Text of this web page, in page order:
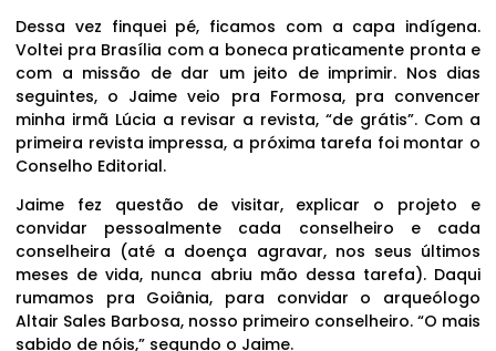
Dessa vez finquei pé, ficamos com a capa indígena.
Voltei pra Brasília com a boneca praticamente pronta e
com a missão de dar um jeito de imprimir. Nos dias
seguintes, o Jaime veio pra Formosa, pra convencer
minha irmã Lúcia a revisar a revista, “de grátis”. Com a
primeira revista impressa, a próxima tarefa foi montar o
Conselho Editorial.
Jaime fez questão de visitar, explicar o projeto e
convidar pessoalmente cada conselheiro e cada
conselheira (até a doença agravar, nos seus últimos
meses de vida, nunca abriu mão dessa tarefa). Daqui
rumamos pra Goiânia, para convidar o arqueólogo
Altair Sales Barbosa, nosso primeiro conselheiro. “O mais
sabido de nóis,” segundo o Jaime.